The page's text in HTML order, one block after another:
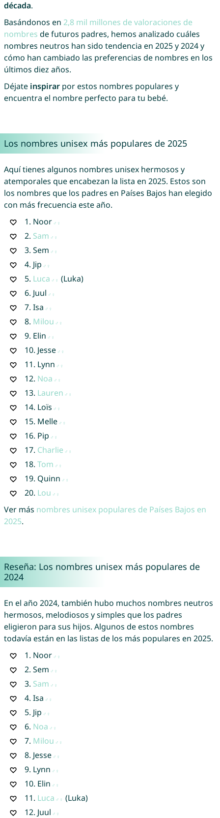
década.
Basándonos en 2,8 mil millones de valoraciones de
nombres de futuros padres, hemos analizado cuáles
nombres neutros han sido tendencia en 2025 y 2024 y
cómo han cambiado las preferencias de nombres en los
últimos diez años.
Déjate inspirarpor estos nombres populares y
encuentra el nombre perfecto para tu bebé.
Los nombres unisex más populares de 2025
Aquí tienes algunos nombres unisex hermosos y
atemporales que encabezan la lista en 2025. Estos son
los nombres que los padres en Países Bajos han elegido
con más frecuencia este año.
1. Noor
2. Sam
3. Sem
4. Jip
5. Luca
(Luka)
6. Juul
7. Isa
8. Milou
9. Elin
10. Jesse
11. Lynn
12. Noa
13. Lauren
14. Loïs
15. Melle
16. Pip
17. Charlie
18. Tom
19. Quinn
20. Lou
Ver más nombres unisex populares de Países Bajos en
2025.
Reseña: Los nombres unisex más populares de
2024
En el año 2024, también hubo muchos nombres neutros
hermosos, melodiosos y simples que los padres
eligieron para sus hijos. Algunos de estos nombres
todavía están en las listas de los más populares en 2025.
1. Noor
2. Sem
3. Sam
4. Isa
5. Jip
6. Noa
7. Milou
8. Jesse
9. Lynn
10. Elin
11. Luca
(Luka)
12. Juul